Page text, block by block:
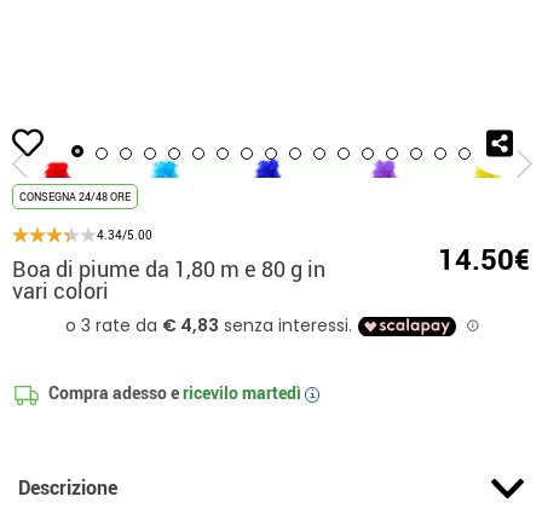
Inizio
CONSEGNA 24/48 ORE
4.34/5.00
Boa di piume da 1,80 m e 80 g in
vari colori
14.50€
Compra adesso ericevilomartedì i
Descrizione